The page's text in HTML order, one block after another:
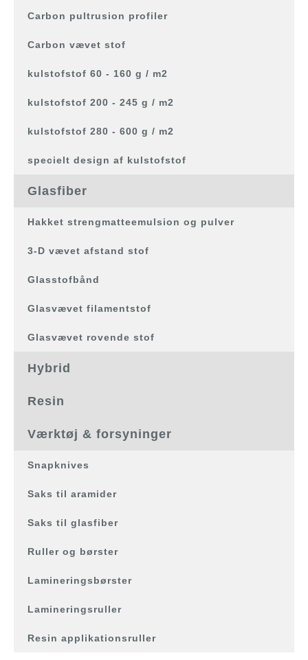
Carbon pultrusion profiler
Carbon vævet stof
kulstofstof 60 - 160 g / m2
kulstofstof 200 - 245 g / m2
kulstofstof 280 - 600 g / m2
specielt design af kulstofstof
Glasfiber
Hakket strengmatteemulsion og pulver
3-D vævet afstand stof
Glasstofbånd
Glasvævet filamentstof
Glasvævet rovende stof
Hybrid
Resin
Værktøj & forsyninger
Snapknives
Saks til aramider
Saks til glasfiber
Ruller og børster
Lamineringsbørster
Lamineringsruller
Resin applikationsruller